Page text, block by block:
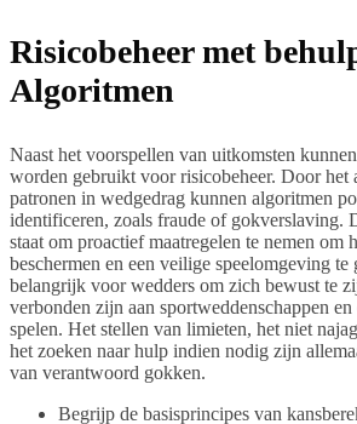
Risicobeheer met
Algoritmen
Naast het voorspellen van uitkomsten
worden gebruikt voor risicobeheer. Door het
patronen in wedgedrag kunnen algoritmen
identificeren, zoals fraude of gokverslaving.
staat om proactief maatregelen te nemen om
beschermen en een veilige speelomgeving te
belangrijk voor wedders om zich bewust te
verbonden zijn aan sportweddenschappen
spelen. Het stellen van limieten, het niet
het zoeken naar hulp indien nodig zijn
van verantwoord gokken.
Begrijp de basisprincipes van